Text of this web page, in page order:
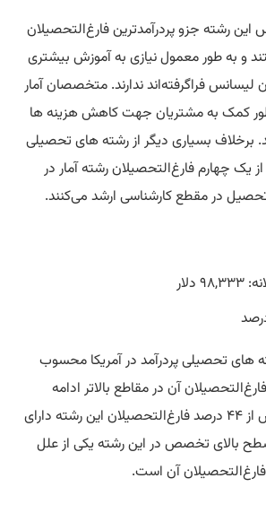
این رشته جزو پردرآمدترین فارغ‌التحصیلان
و به طور معمول نیازی به آموزش بیشتری
لیسانس فراگرفته‌اند ندارند. متخصصان آمار
کمک به مشتریان جهت کاهش هزینه ها
برخلاف بسیاری دیگر از رشته های تحصیلی
از یک چهارم فارغ‌التحصیلان رشته آمار در
تحصیل در مقطع کارشناسی ارشد می‌کنند.
های تحصیلی پردرآمد در آمریکا محسوب
آن در مقاطع بالاتر ادامه
تحصیل می‌دهند. بیش از ۴۴ درصد فارغ‌التحصیلان این رشته دارای
بالای تخصص در این رشته یکی از علل
فارغ‌التحصیلان آن است.